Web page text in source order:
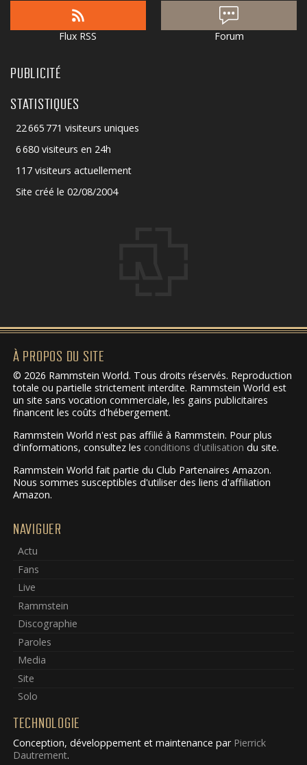
Flux RSS Forum
PUBLICITÉ
STATISTIQUES
22 665 771 visiteurs uniques
6 680 visiteurs en 24h
117 visiteurs actuellement
Site créé le 02/08/2004
À PROPOS DU SITE
© 2026 Rammstein World. Tous droits réservés. Reproduction
totale ou partielle strictement interdite. Rammstein World est
un site sans vocation commerciale, les gains publicitaires
financent les coûts d'hébergement.
Rammstein World n'est pas affilié à Rammstein. Pour plus
d'informations, consultez les conditions d'utilisation du site.
Rammstein World fait partie du Club Partenaires Amazon.
Nous sommes susceptibles d'utiliser des liens d'affiliation
Amazon.
NAVIGUER
Actu
Fans
Live
Rammstein
Discographie
Paroles
Media
Site
Solo
TECHNOLOGIE
Conception, développement et maintenance par Pierrick
Dautrement.